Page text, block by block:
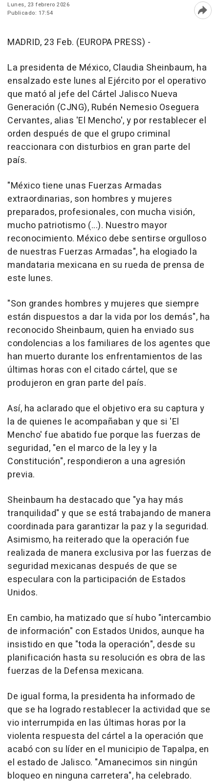
Lunes, 23 febrero 2026
Publicado: 17:54
MADRID, 23 Feb. (EUROPA PRESS) -
La presidenta de México, Claudia Sheinbaum, ha
ensalzado este lunes al Ejército por el operativo
que mató al jefe del Cártel Jalisco Nueva
Generación (CJNG), Rubén Nemesio Oseguera
Cervantes, alias 'El Mencho', y por restablecer el
orden después de que el grupo criminal
reaccionara con disturbios en gran parte del
país.
"México tiene unas Fuerzas Armadas
extraordinarias, son hombres y mujeres
preparados, profesionales, con mucha visión,
mucho patriotismo (...). Nuestro mayor
reconocimiento. México debe sentirse orgulloso
de nuestras Fuerzas Armadas", ha elogiado la
mandataria mexicana en su rueda de prensa de
este lunes.
"Son grandes hombres y mujeres que siempre
están dispuestos a dar la vida por los demás", ha
reconocido Sheinbaum, quien ha enviado sus
condolencias a los familiares de los agentes que
han muerto durante los enfrentamientos de las
últimas horas con el citado cártel, que se
produjeron en gran parte del país.
Así, ha aclarado que el objetivo era su captura y
la de quienes le acompañaban y que si 'El
Mencho' fue abatido fue porque las fuerzas de
seguridad, "en el marco de la ley y la
Constitución", respondieron a una agresión
previa.
Sheinbaum ha destacado que "ya hay más
tranquilidad" y que se está trabajando de manera
coordinada para garantizar la paz y la seguridad.
Asimismo, ha reiterado que la operación fue
realizada de manera exclusiva por las fuerzas de
seguridad mexicanas después de que se
especulara con la participación de Estados
Unidos.
En cambio, ha matizado que sí hubo "intercambio
de información" con Estados Unidos, aunque ha
insistido en que "toda la operación", desde su
planificación hasta su resolución es obra de las
fuerzas de la Defensa mexicana.
De igual forma, la presidenta ha informado de
que se ha logrado restablecer la actividad que se
vio interrumpida en las últimas horas por la
violenta respuesta del cártel a la operación que
acabó con su líder en el municipio de Tapalpa, en
el estado de Jalisco. "Amanecimos sin ningún
bloqueo en ninguna carretera", ha celebrado.